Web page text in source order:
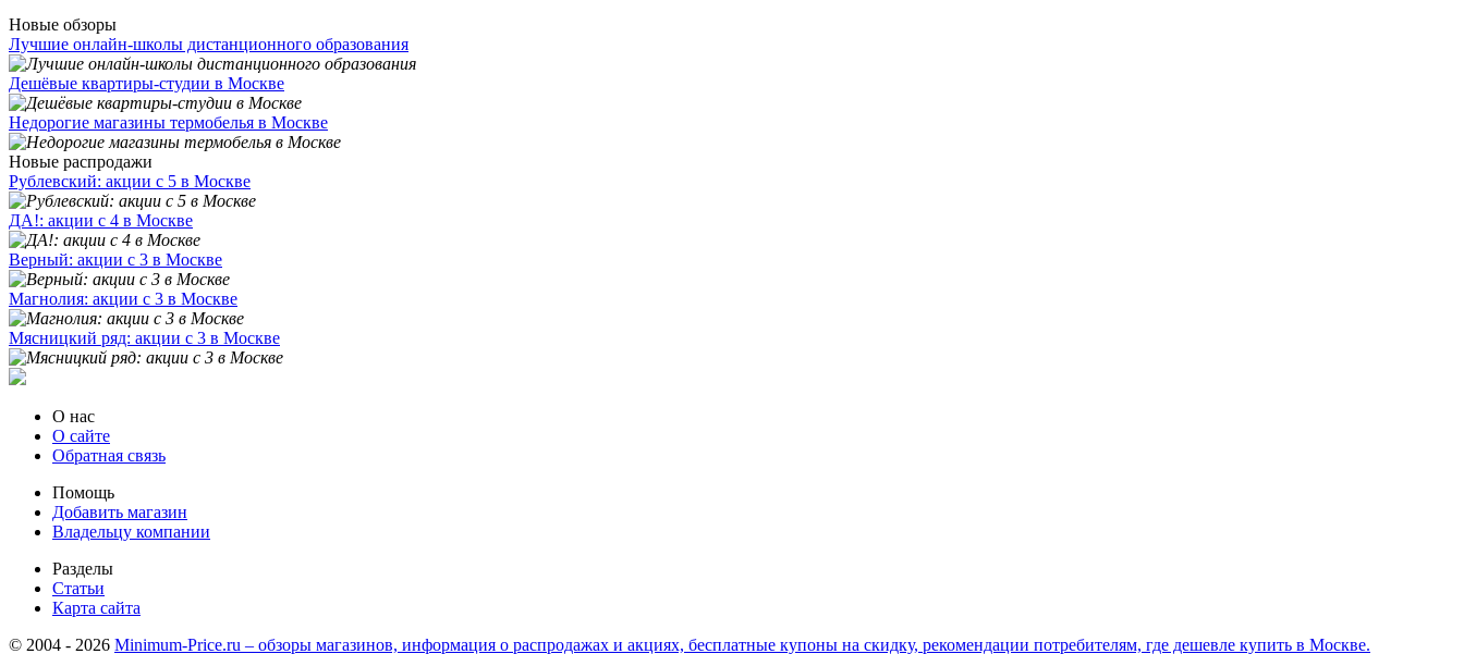
Новые обзоры
Лучшие онлайн-школы дистанционного образования
Дешёвые квартиры-студии в Москве
Недорогие магазины термобелья в Москве
Новые распродажи
Рублевский: акции с 5 в Москве
ДА!: акции с 4 в Москве
Верный: акции с 3 в Москве
Магнолия: акции с 3 в Москве
Мясницкий ряд: акции с 3 в Москве
О нас
О сайте
Обратная связь
Помощь
Добавить магазин
Владельцу компании
Разделы
Статьи
Карта сайта
© 2004 - 2026 Minimum-Price.ru – обзоры магазинов, информация о распродажах и акциях, бесплатные купоны на скидку, рекомендации потребителям, где дешевле купить в Москве.